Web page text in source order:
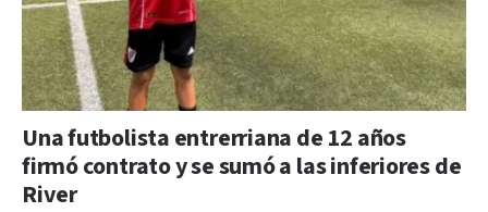
Una futbolista entrerriana de 12 años
firmó contrato y se sumó a las inferiores de
River